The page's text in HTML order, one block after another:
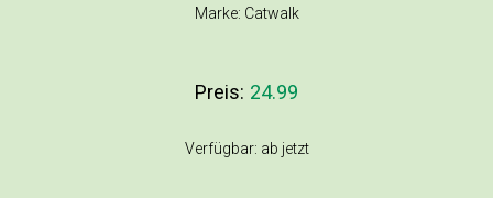
Marke: Catwalk
Preis: 24.99
Verfügbar: ab jetzt